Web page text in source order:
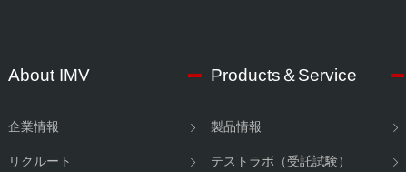
About IMV
企業情報
リクルート
Products＆Service
製品情報
テストラボ（受託試験）